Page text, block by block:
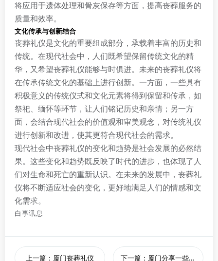
将应用于遗体处理和骨灰保存等方面，提高丧葬服务的
质量和效率。
文化传承与创新结合
丧葬礼仪是文化的重要组成部分，承载着丰富的历史和
传统。在现代社会中，人们既希望保留传统文化的精
华，又希望丧葬礼仪能够与时俱进。未来的丧葬礼仪将
在传承传统文化的基础上进行创新。一方面，一些具有
积极意义的传统仪式和文化元素将得到保留和传承，如
祭祀、缅怀等环节，让人们铭记历史和亲情；另一方
面，会结合现代社会的价值观和审美观念，对传统礼仪
进行创新和改进，使其更符合现代社会的需求。
现代社会中丧葬礼仪的变化和趋势是社会发展的必然结
果。这些变化和趋势既反映了时代的进步，也体现了人
们对生命和死亡的重新认识。在未来的发展中，丧葬礼
仪将不断适应社会的变化，更好地满足人们的情感和文
化需求。
白事讯息
上一篇：厦门丧葬礼仪 下一篇：厦门分享一些简化的现代丧葬礼仪流程